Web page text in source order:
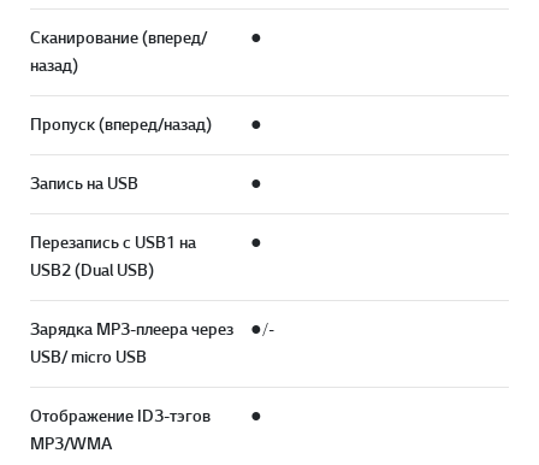
Сканирование (вперед/
назад)
●
Пропуск (вперед/назад) ●
Запись на USB ●
Перезапись с USB1 на
USB2 (Dual USB)
●
Зарядка MP3-плеера через
USB/ micro USB
●/-
Отображение ID3-тэгов
MP3/WMA
●